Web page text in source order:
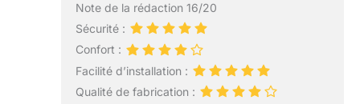
Note de la rédaction 16/20
Sécurité :
Confort :
Facilité d’installation :
Qualité de fabrication :